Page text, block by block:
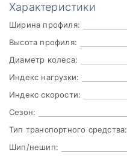
Характеристики
Ширина профиля:
Высота профиля:
Диаметр колеса:
Индекс нагрузки:
Индекс скорости:
Сезон:
Тип транспортного средства:
Шип/нешип: